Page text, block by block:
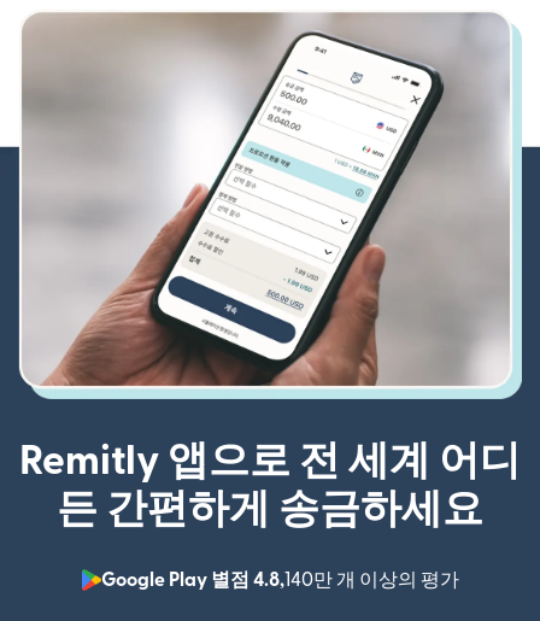
Remitly 앱으로 전 세계 어디
든 간편하게 송금하세요
Google Play 별점 4.8,140만 개 이상의 평가